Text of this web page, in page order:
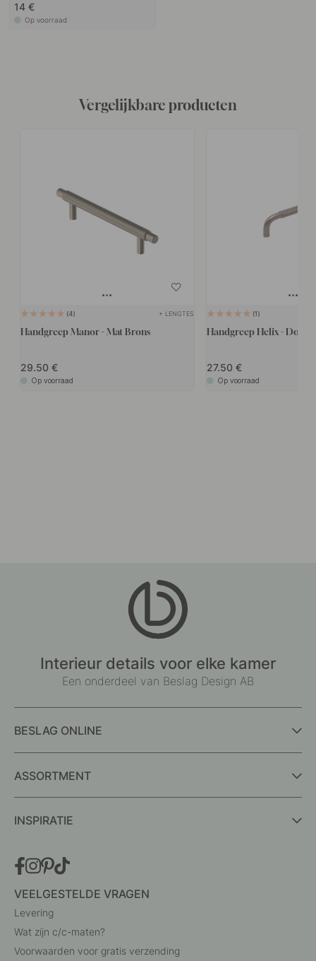
14 €
Op voorraad
Vergelijkbare producten
4 + LENGTES
Handgreep Manor - Mat Brons
29.50
Op voorraad
1
Handgreep Helix -
27.50
Op voorraad
Interieur details voor elke kamer
Een onderdeel van Beslag Design AB
BESLAG ONLINE
ASSORTMENT
INSPIRATIE
VEELGESTELDE VRAGEN
Levering
Wat zijn c/c-maten?
Voorwaarden voor gratis verzending